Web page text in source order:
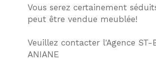
Vous serez certainement
peut être vendue meublée!
Veuillez contacter l'Agence ST-
ANIANE